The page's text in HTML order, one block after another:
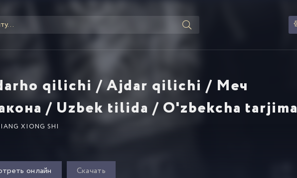
qilichi / Ajdar qilichi / Меч
/ Uzbek tilida / O'zbekcha tarjima
XIONG SHI
онлайн Скачать